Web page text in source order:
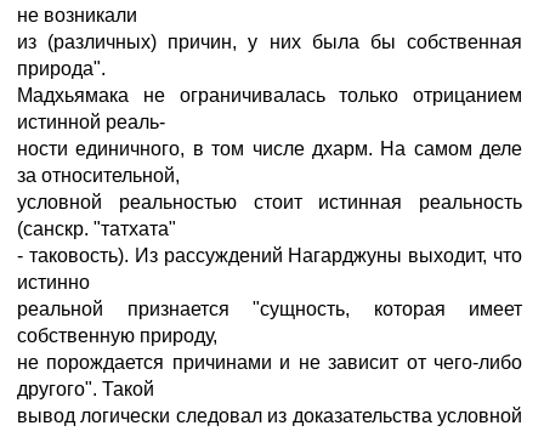
не возникали
из (различных) причин, у них была бы собственная
природа".
Мадхьямака не ограничивалась только отрицанием
истинной реаль-
ности единичного, в том числе дхарм. На самом деле
за относительной,
условной реальностью стоит истинная реальность
(санскр. "татхата"
- таковость). Из рассуждений Нагарджуны выходит, что
истинно
реальной признается "сущность, которая имеет
собственную природу,
не порождается причинами и не зависит от чего-либо
другого". Такой
вывод логически следовал из доказательства условной